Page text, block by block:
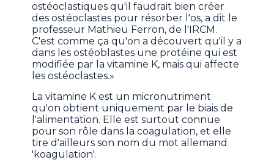
ostéoclastiques qu'il faudrait bien créer
des ostéoclastes pour résorber l'os, a dit le
professeur Mathieu Ferron, de l'IRCM.
C'est comme ça qu'on a découvert qu'il y a
dans les ostéoblastes une protéine qui est
modifiée par la vitamine K, mais qui affecte
les ostéoclastes.»
La vitamine K est un micronutriment
qu'on obtient uniquement par le biais de
l'alimentation. Elle est surtout connue
pour son rôle dans la coagulation, et elle
tire d'ailleurs son nom du mot allemand
'koagulation'.